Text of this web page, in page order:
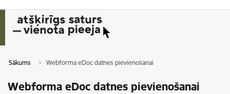
Sākums Webforma eDoc datnes pievienošanai
Webforma eDoc datnes pievienošanai